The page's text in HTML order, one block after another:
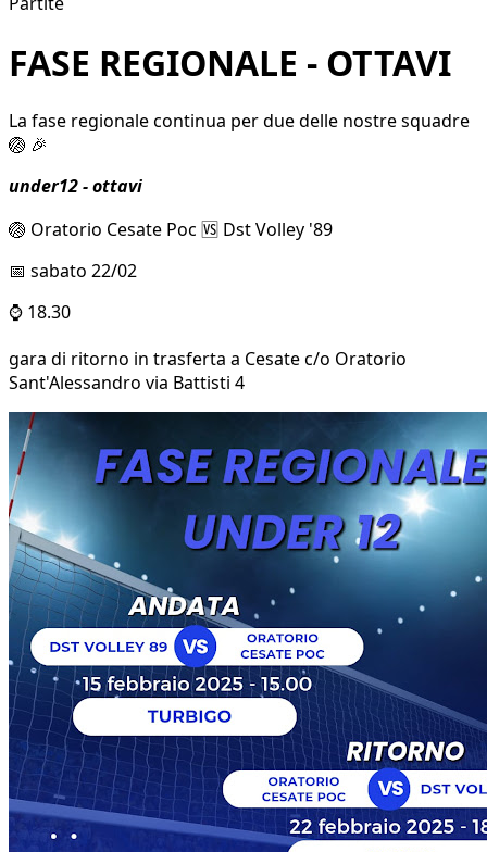
FASE REGIONALE - OTTAVI
La fase regionale continua per due delle nostre squadre
🏐 🎉
under12 - ottavi
🏐 Oratorio Cesate Poc 🆚 Dst Volley '89
📅 sabato 22/02
⌚ 18.30
gara di ritorno in trasferta a Cesate c/o Oratorio
Sant'Alessandro via Battisti 4